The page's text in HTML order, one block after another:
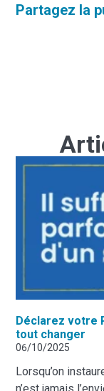
Partagez la
Déclarez votre
tout changer
06/10/2025
Lorsqu’on